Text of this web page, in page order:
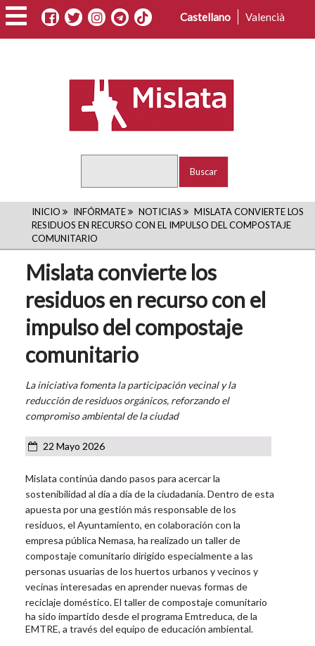
Pasar
al
contenido
Castellano Valencià
RUTA
DE
NAVEGACIÓN
INICIO INFÓRMATE NOTICIAS
MISLATA CONVIERTE LOS
RESIDUOS EN RECURSO CON EL IMPULSO DEL COMPOSTAJE
COMUNITARIO
Mislata convierte los
residuos en recurso con el
impulso del compostaje
comunitario
La iniciativa fomenta la participación vecinal y la
reducción de residuos orgánicos, reforzando el
compromiso ambiental de la ciudad
22 Mayo 2026
Mislata continúa dando pasos para acercar la
sostenibilidad al día a día de la ciudadanía. Dentro de esta
apuesta por una gestión más responsable de los
residuos, el Ayuntamiento, en colaboración con la
empresa pública Nemasa, ha realizado un taller de
compostaje comunitario dirigido especialmente a las
personas usuarias de los huertos urbanos y vecinos y
vecinas interesadas en aprender nuevas formas de
reciclaje doméstico. El taller de compostaje comunitario
ha sido impartido desde el programa Emtreduca, de la
EMTRE, a través del equipo de educación ambiental.